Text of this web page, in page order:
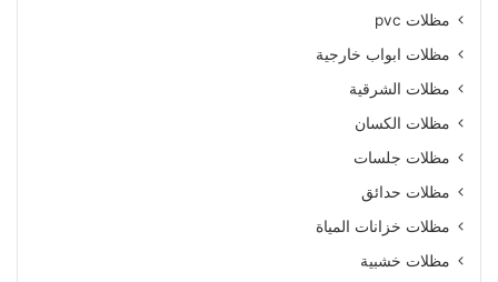
مظلات pvc
مظلات ابواب خارجية
مظلات الشرقية
مظلات الكسان
مظلات جلسات
مظلات حدائق
مظلات خزانات المياة
مظلات خشبية